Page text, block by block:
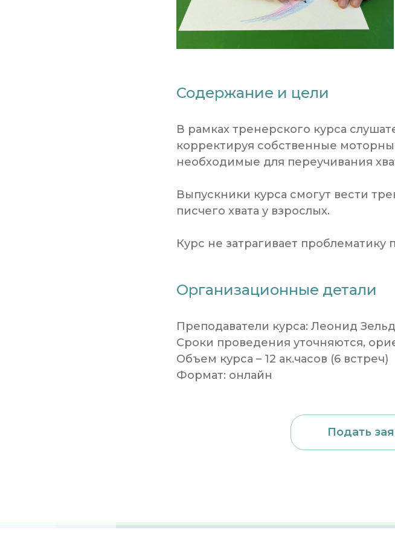
Содержание и цели
В рамках тренерского курса
корректируя собственные
необходимые для переучивания
Выпускники курса смогут вести
писчего хвата у взрослых.
Курс не затрагивает проблематику
Организационные детали
Преподаватели курса: Леонид
Сроки проведения уточняются,
Объем курса – 12 ак.часов (6 встреч)
Формат: онлайн
Подать